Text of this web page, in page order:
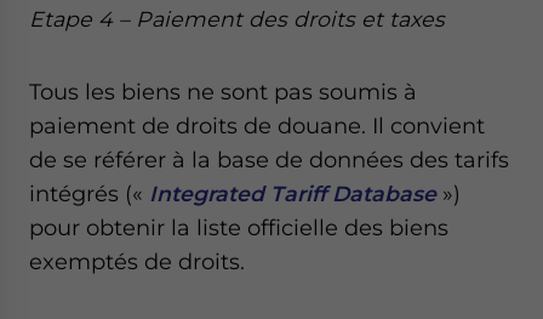
Etape 4 – Paiement des droits et taxes
Tous les biens ne sont pas soumis à
paiement de droits de douane. Il convient
de se référer à la base de données des tarifs
intégrés (« Integrated Tariff Database »)
pour obtenir la liste officielle des biens
exemptés de droits.